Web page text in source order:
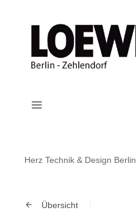
Herz Technik & Design Berlin
Übersicht